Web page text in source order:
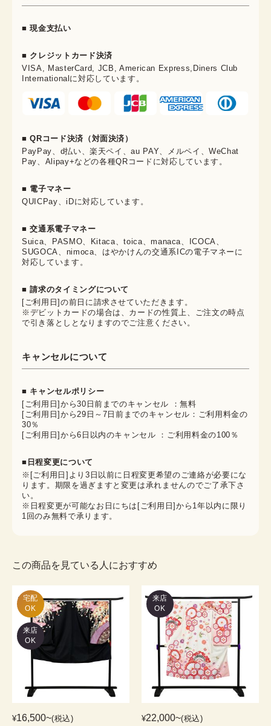
■ 現金支払い
■ クレジットカード決済
VISA, MasterCard, JCB, American Express,Diners Club
Internationalに対応しています。
■ QRコード決済（対面決済）
PayPay、d払い、楽天ペイ、au PAY、メルペイ、WeChat
Pay、Alipay+などの各種QRコードに対応しています。
■ 電子マネー
QUICPay、iDに対応しています。
■ 交通系電子マネー
Suica、PASMO、Kitaca、toica、manaca、ICOCA、
SUGOCA、nimoca、はやかけんの交通系ICの電子マネーに
対応しています。
■ 請求のタイミングについて
[ご利用日]の前日に請求させていただきます。
※デビットカードの場合は、カードの性質上、ご注文の時点
で引き落としとなりますのでご注意ください。
キャンセルについて
■ キャンセルポリシー
[ご利用日]から30日前までのキャンセル ：無料
[ご利用日]から29日～7日前までのキャンセル：ご利用料金の
30％
[ご利用日]から6日以内のキャンセル ：ご利用料金の100％
■日程変更について
※[ご利用日]より3日以前に日程変更希望のご連絡が必要にな
ります。期限を過ぎますと変更は承れませんのでご了承下さ
い。
※日程変更が可能なお日にちは[ご利用日]から1年以内に限り
1回のみ無料で承ります。
この商品を見ている人におすすめ
宅配
OK
来店
OK
¥16,500~(税込)
来店
OK
¥22,000~(税込)